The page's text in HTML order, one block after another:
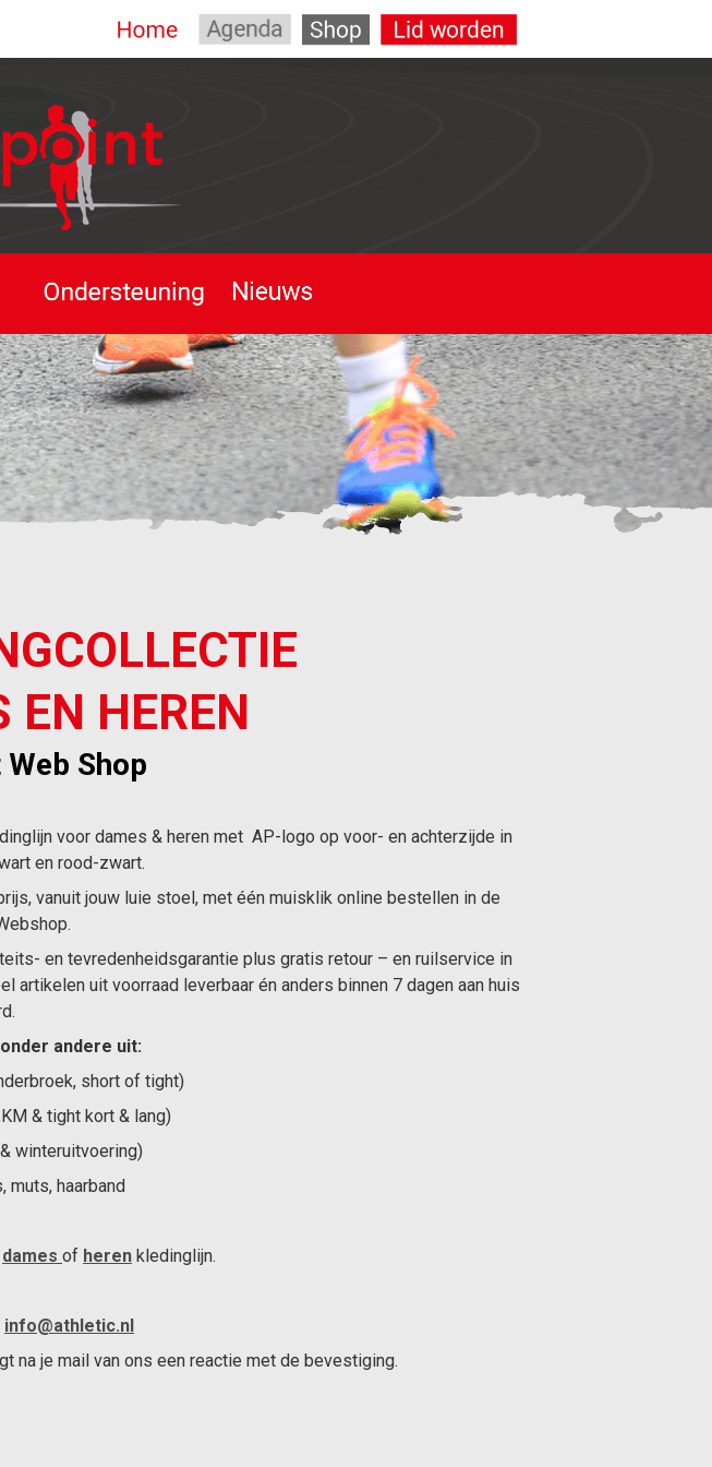
EN HEREN
Shop
voor dames & heren met AP-logo op voor- en achterzijde in
en rood-zwart.
vanuit jouw luie stoel, met één muisklik online bestellen in de
en tevredenheidsgarantie plus gratis retour – en ruilservice in
uit voorraad leverbaar én anders binnen 7 dagen aan huis
andere uit:
short of tight)
& tight kort & lang)
winteruitvoering)
muts, haarband
dames of heren kledinglijn.
info@athletic.nl
na je mail van ons een reactie met de bevestiging.